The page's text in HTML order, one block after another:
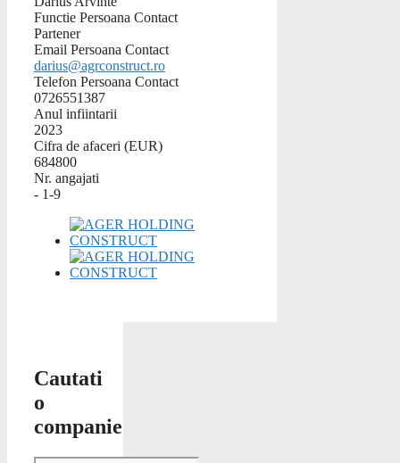
Functie Persoana Contact
Partener
Email Persoana Contact
darius@agrconstruct.ro
Telefon Persoana Contact
0726551387
Anul infiintarii
2023
Cifra de afaceri (EUR)
684800
Nr. angajati
- 1-9
Cautati
o
companie